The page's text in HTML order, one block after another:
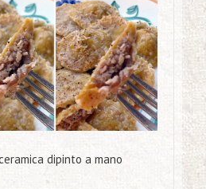
dipinto a mano